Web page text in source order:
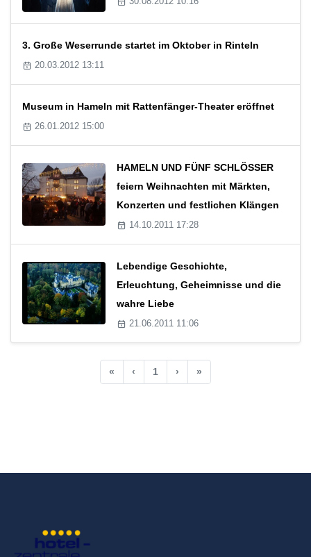
3. Große Weserrunde startet im Oktober in Rinteln
20.03.2012 13:11
Museum in Hameln mit Rattenfänger-Theater eröffnet
26.01.2012 15:00
HAMELN UND FÜNF SCHLÖSSER
feiern Weihnachten mit Märkten,
Konzerten und festlichen Klängen
14.10.2011 17:28
Lebendige Geschichte,
Erleuchtung, Geheimnisse und die
wahre Liebe
21.06.2011 11:06
« ‹ 1 › »